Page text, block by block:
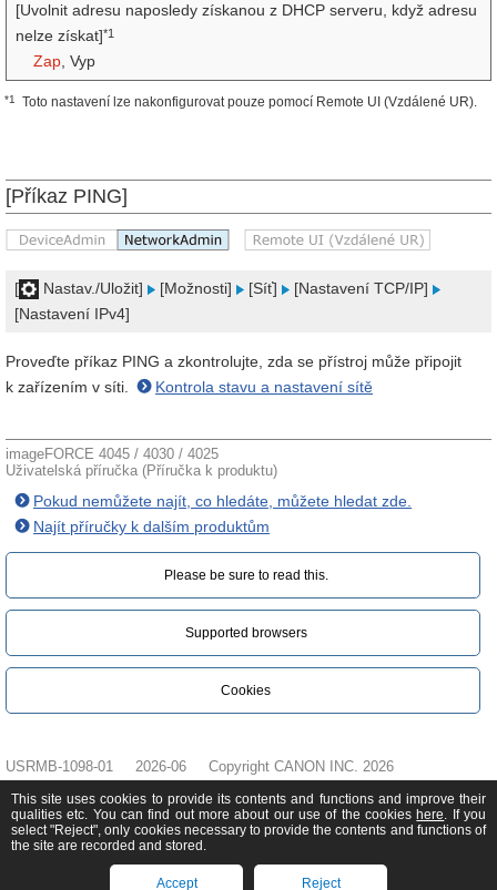
[Uvolnit adresu naposledy získanou z DHCP serveru, když adresu
nelze získat]*1
Zap , Vyp
*1 Toto nastavení lze nakonfigurovat pouze pomocí Remote UI (Vzdálené UR).
[Příkaz PING]
[ Nastav./Uložit] [Možnosti] [Síť]
[Nastavení TCP/IP]
[Nastavení IPv4]
Proveďte příkaz PING a zkontrolujte, zda se přístroj může připojit
k zařízením v síti.
Kontrola stavu a nastavení sítě
imageFORCE 4045 / 4030 / 4025
Uživatelská příručka (Příručka k produktu)
Pokud nemůžete najít, co hledáte, můžete hledat zde.
Najít příručky k dalším produktům
Please be sure to read this.‎
Supported browsers
Cookies
USRMB-1098-01 2026-06 Copyright CANON INC. 2026
This site uses cookies to provide its contents and functions and improve their
qualities etc. You can find out more about our use of the cookies here. If you
select "Reject", only cookies necessary to provide the contents and functions of
the site are recorded and stored.
Accept Reject